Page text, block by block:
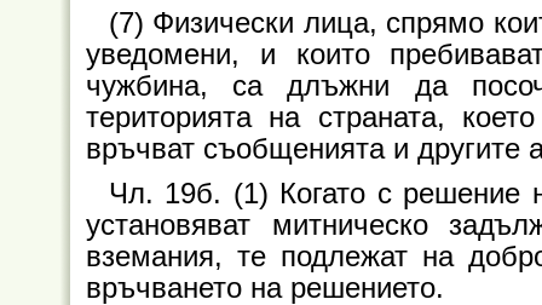
(7) Физически лица, спрямо
уведомени, и които
чужбина, са длъжни да
територията на страната,
връчват съобщенията и другите
Чл. 19б. (1) Когато с решение
установяват митническо
вземания, те подлежат на
връчването на решението.